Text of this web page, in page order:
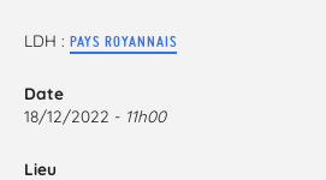
LDH : PAYS ROYANNAIS
Date
18/12/2022 - 11h00
Lieu